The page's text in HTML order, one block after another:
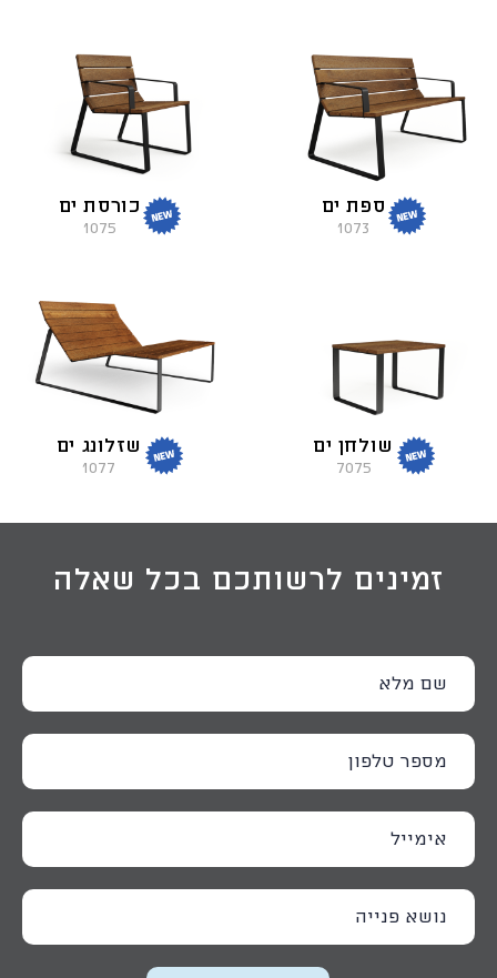
ספת ים
1073
כורסת ים
1075
שולחן ים
7075
שזלונג ים
1077
זמינים לרשותכם בכל שאלה